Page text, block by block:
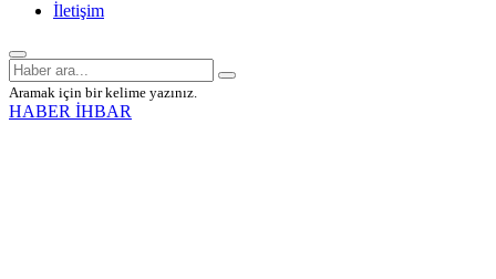
İletişim
Aramak için bir kelime yazınız.
HABER İHBAR